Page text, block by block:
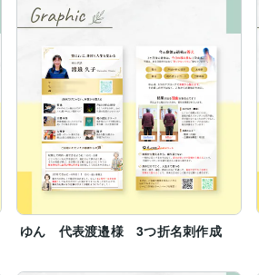
ゆん 代表渡邉様 3つ折名刺作成